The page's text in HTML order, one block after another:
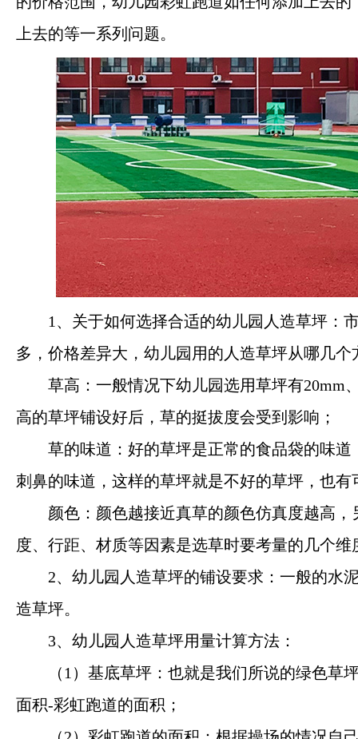
河南钰健新材料有限公司
河南钰健新材料有限公司专注专注于生产塑胶
跑道、聚氨酯、硅PU球场地材、三元乙丙橡
胶EPDM地材、粘合剂、人造草坪等体育运动
上去的等一系列问题。
1、关于如何选择合适的幼儿园人造草坪：
多，价格差异大，幼儿园用的人造草坪从哪几个
草高：一般情况下幼儿园选用草坪有20mm
高的草坪铺设好后，草的挺拔度会受到影响；
草的味道：好的草坪是正常的食品袋的味道
刺鼻的味道，这样的草坪就是不好的草坪，也
颜色：颜色越接近真草的颜色仿真度越高，
度、行距、材质等因素是选草时要考量的几个维
2、幼儿园人造草坪的铺设要求：一般的水
造草坪。
3、幼儿园人造草坪用量计算方法：
（1）基底草坪：也就是我们所说的绿色草
面积-彩虹跑道的面积；